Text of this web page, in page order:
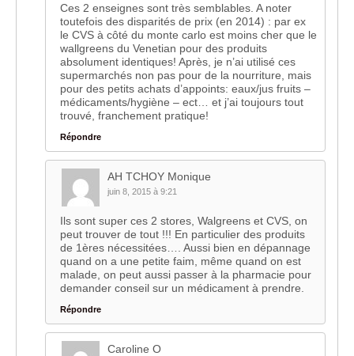
Ces 2 enseignes sont très semblables. A noter
toutefois des disparités de prix (en 2014) : par ex
le CVS à côté du monte carlo est moins cher que le
wallgreens du Venetian pour des produits
absolument identiques! Après, je n’ai utilisé ces
supermarchés non pas pour de la nourriture, mais
pour des petits achats d’appoints: eaux/jus fruits –
médicaments/hygiène – ect… et j’ai toujours tout
trouvé, franchement pratique!
Répondre
AH TCHOY Monique
juin 8, 2015 à 9:21
Ils sont super ces 2 stores, Walgreens et CVS, on
peut trouver de tout !!! En particulier des produits
de 1ères nécessitées…. Aussi bien en dépannage
quand on a une petite faim, même quand on est
malade, on peut aussi passer à la pharmacie pour
demander conseil sur un médicament à prendre.
Répondre
Caroline O